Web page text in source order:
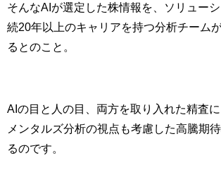
そんなAIが選定した株情報を、ソリュー
続20年以上のキャリアを持つ分析チーム
るとのこと。
AIの目と人の目、両方を取り入れた精査
メンタルズ分析の視点も考慮した高騰期
るのです。